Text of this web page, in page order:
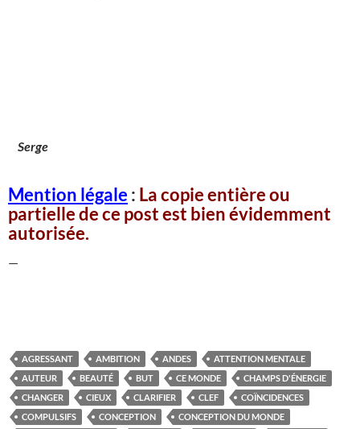
Serge
Mention légale : La copie entière ou
partielle de ce post est bien évidemment
autorisée.
—
AGRESSANT AMBITION ANDES
ATTENTION MENTALE
AUTEUR
BEAUTÉ BUT CE MONDE
CHAMPS D'ÉNERGIE
CHANGER
CIEUX CLARIFIER CLEF
COÏNCIDENCES
COMPULSIFS
CONCEPTION
CONCEPTION DU MONDE